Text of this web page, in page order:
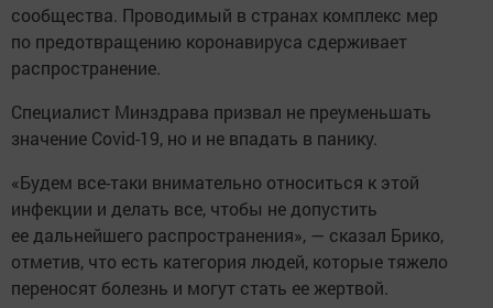
сообщества. Проводимый в странах комплекс мер
по предотвращению коронавируса сдерживает
распространение.
Специалист Минздрава призвал не преуменьшать
значение Covid-19, но и не впадать в панику.
«Будем все-таки внимательно относиться к этой
инфекции и делать все, чтобы не допустить
ее дальнейшего распространения», — сказал Брико,
отметив, что есть категория людей, которые тяжело
переносят болезнь и могут стать ее жертвой.